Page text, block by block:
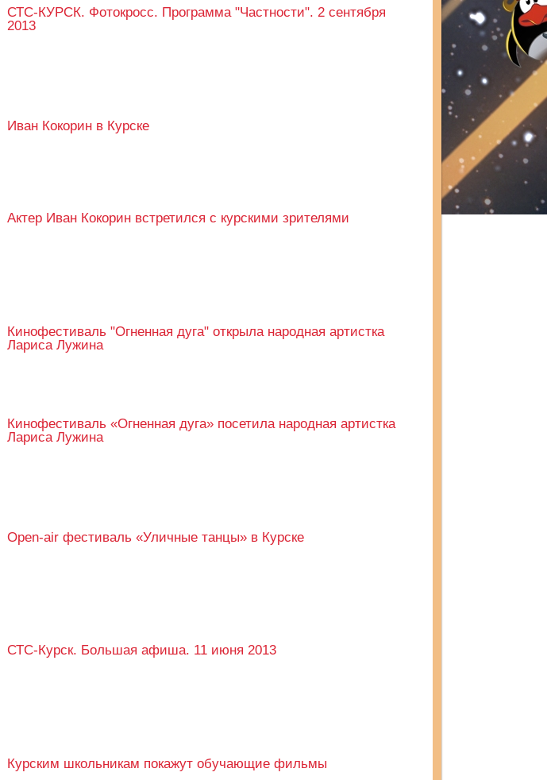
СТС-КУРСК. Фотокросс. Программа "Частности". 2 сентября
2013
Иван Кокорин в Курске
Актер Иван Кокорин встретился с курскими зрителями
Кинофестиваль "Огненная дуга" открыла народная артистка
Лариса Лужина
Кинофестиваль «Огненная дуга» посетила народная артистка
Лариса Лужина
Open-air фестиваль «Уличные танцы» в Курске
СТС-Курск. Большая афиша. 11 июня 2013
Курским школьникам покажут обучающие фильмы